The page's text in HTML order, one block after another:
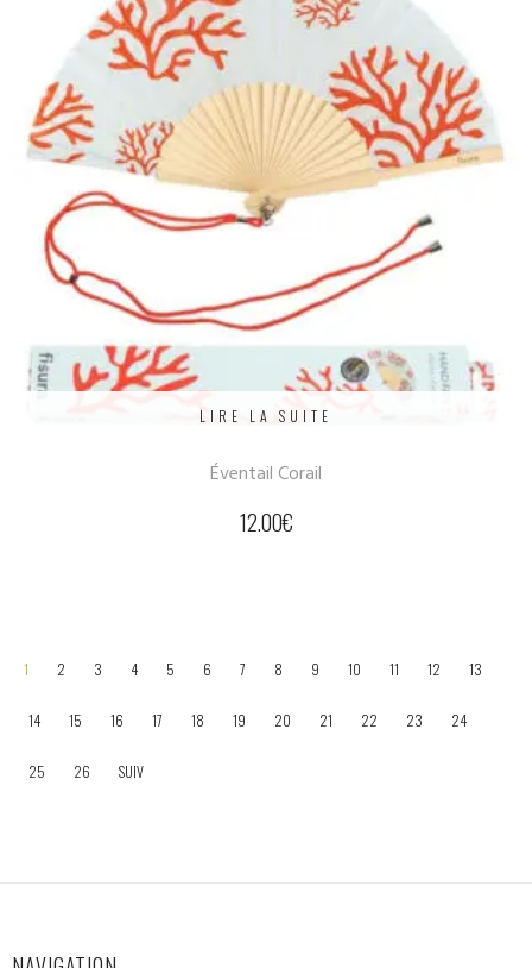
LIRE LA SUITE
Éventail Corail
12.00€
1 2 3 4 5 6 7 8 9 10 11 12 13
14 15 16 17 18 19 20 21 22 23 24
25 26 SUIV